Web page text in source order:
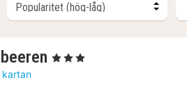
1
, 3 Stjärnor
kartan